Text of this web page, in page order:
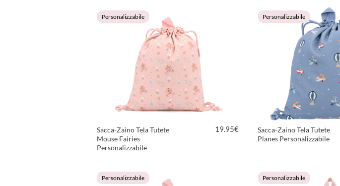
Personalizzabile
Sacca-Zaino Tela Tutete
Mouse Fairies
Personalizzabile
19.95€
Personalizzabile
Sacca-Zaino Tela Tutete
Planes Personalizzabile
Personalizzabile Personalizzabile